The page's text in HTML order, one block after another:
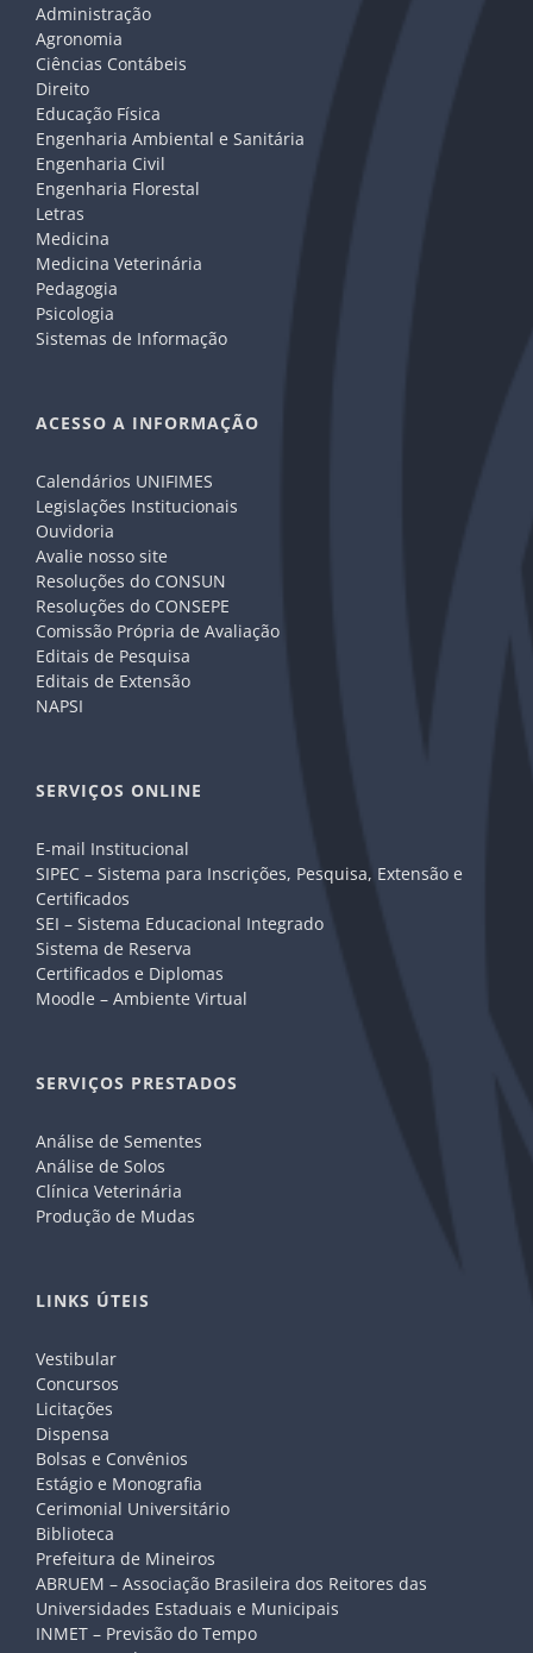
Administração
Agronomia
Ciências Contábeis
Direito
Educação Física
Engenharia Ambiental e Sanitária
Engenharia Civil
Engenharia Florestal
Letras
Medicina
Medicina Veterinária
Pedagogia
Psicologia
Sistemas de Informação
ACESSO A INFORMAÇÃO
Calendários UNIFIMES
Legislações Institucionais
Ouvidoria
Avalie nosso site
Resoluções do CONSUN
Resoluções do CONSEPE
Comissão Própria de Avaliação
Editais de Pesquisa
Editais de Extensão
NAPSI
SERVIÇOS ONLINE
E-mail Institucional
SIPEC – Sistema para Inscrições, Pesquisa, Extensão e
Certificados
SEI – Sistema Educacional Integrado
Sistema de Reserva
Certificados e Diplomas
Moodle – Ambiente Virtual
SERVIÇOS PRESTADOS
Análise de Sementes
Análise de Solos
Clínica Veterinária
Produção de Mudas
LINKS ÚTEIS
Vestibular
Concursos
Licitações
Dispensa
Bolsas e Convênios
Estágio e Monografia
Cerimonial Universitário
Biblioteca
Prefeitura de Mineiros
ABRUEM – Associação Brasileira dos Reitores das
Universidades Estaduais e Municipais
INMET – Previsão do Tempo